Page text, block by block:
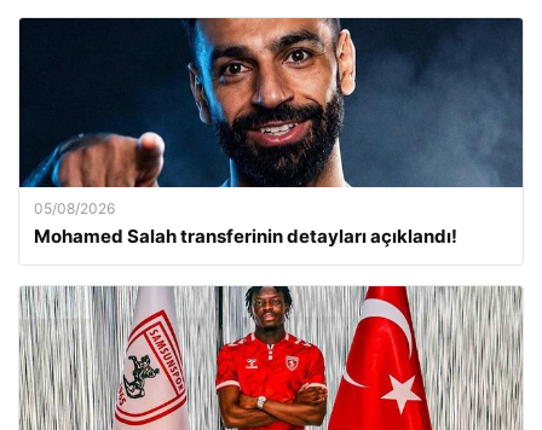
05/08/2026
Mohamed Salah transferinin detayları açıklandı!